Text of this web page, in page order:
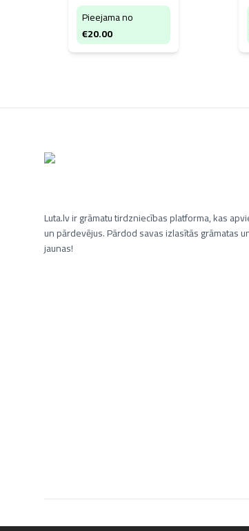
Pieejama no
€20.00
Luta.lv ir grāmatu tirdzniecības platforma, kas
un pārdevējus. Pārdod savas izlasītās grāmatas
jaunas!